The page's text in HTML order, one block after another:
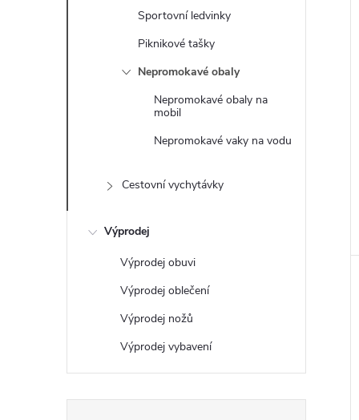
Sportovní ledvinky
Piknikové tašky
Nepromokavé obaly
Nepromokavé obaly na
mobil
Nepromokavé vaky na vodu
Cestovní vychytávky
Výprodej
Výprodej obuvi
Výprodej oblečení
Výprodej nožů
Výprodej vybavení